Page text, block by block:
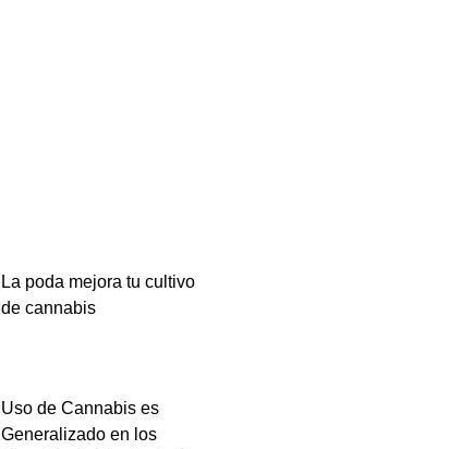
La poda mejora tu cultivo
de cannabis
Uso de Cannabis es
Generalizado en los